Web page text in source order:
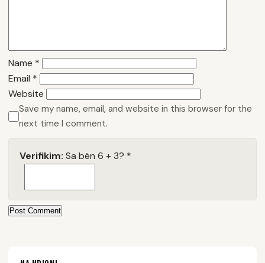
Name *
Email *
Website
Save my name, email, and website in this browser for the
next time I comment.
Verifikim: Sa bën 6 + 3? *
Post Comment